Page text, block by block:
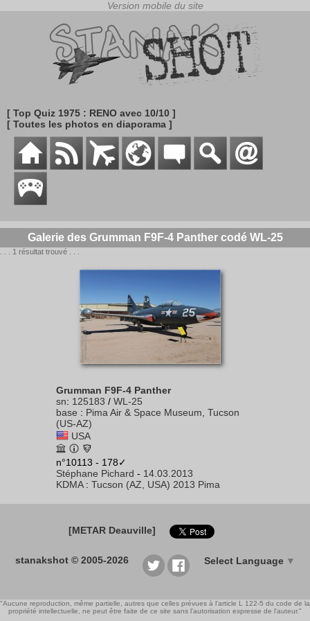
[ Top Quiz 1975 : RENO avec 10/10 ]
[ Toutes les photos en diaporama ]
Galerie des Grumman F9F-4 Panther codé WL-25
. . . 1 résultat trouvé . . .
Grumman F9F-4 Panther
sn: 125183 / WL-25
base : Pima Air & Space Museum, Tucson
(US-AZ)
USA
n°10113 - 178✓
Stéphane Pichard - 14.03.2013
KDMA: Tucson (AZ, USA) 2013 Pima
[METAR Deauville]
stanakshot © 2005-2026 Select Language ▼
"Aucune reproduction, même partielle, autres que celles prévues à l'article L 122-5 du code de la
propriété intellectuelle, ne peut être faite de ce site sans l'autorisation expresse de l'auteur."